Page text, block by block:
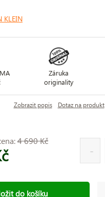
KLEIN
Záruka
originality
Zobrazit popis Dotaz na produkt
4 690 Kč
do košíku